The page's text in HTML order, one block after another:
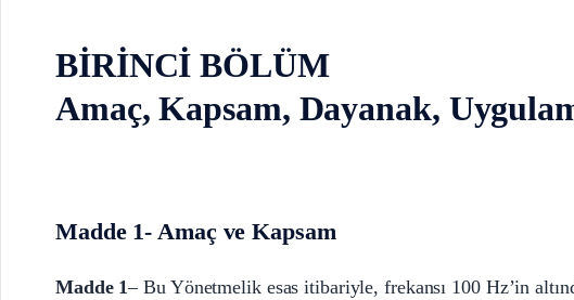
BİRİNCİ BÖLÜM
Amaç, Kapsam, Dayanak,
Madde 1- Amaç ve Kapsam
Madde 1– Bu Yönetmelik esas itibariyle, frekansı 100 Hz’in